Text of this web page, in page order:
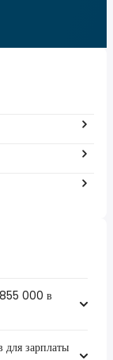
855 000 в
для зарплаты